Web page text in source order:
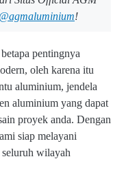
!
pentingnya
oleh karena itu
aluminium, jendela
aluminium yang dapat
proyek anda. Dengan
siap melayani
wilayah